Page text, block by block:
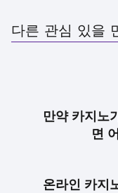
다른 관심 있을
만약 카지노
면
온라인 카지